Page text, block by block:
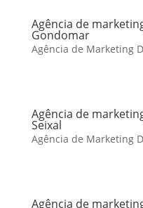
Agência de
Gondomar
Agência de Marketing
Agência de
Seixal
Agência de Marketing
Agência de